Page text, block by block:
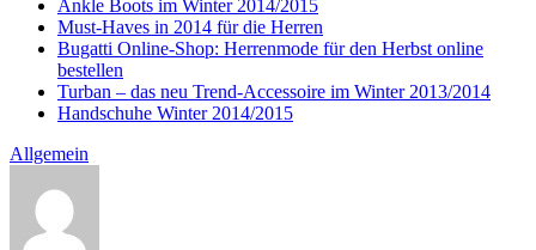
Ankle Boots im Winter 2014/2015
Must-Haves in 2014 für die Herren
Bugatti Online-Shop: Herrenmode für den Herbst online
bestellen
Turban – das neu Trend-Accessoire im Winter 2013/2014
Handschuhe Winter 2014/2015
Allgemein